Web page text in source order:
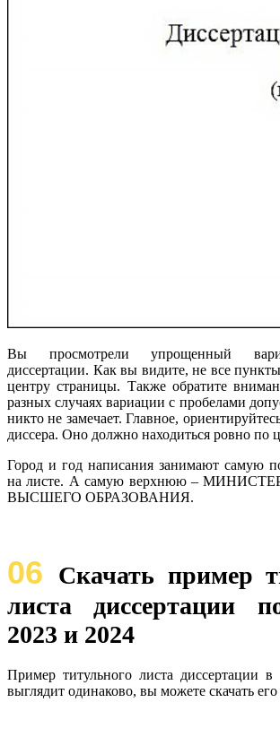
Вы просмотрели упрощенный
диссертации. Как вы видите, не все
центру страницы. Также обратите
разных случаях вариации с пробелами
никто не замечает. Главное,
диссера. Оно должно находиться ровно по
Город и год написания занимают самую
на листе. А самую верхнюю –
ВЫСШЕГО ОБРАЗОВАНИЯ.
06
Скачать пример
листа диссертации
2023 и 2024
Пример титульного листа диссертации
выглядит одинаково, вы можете скачать